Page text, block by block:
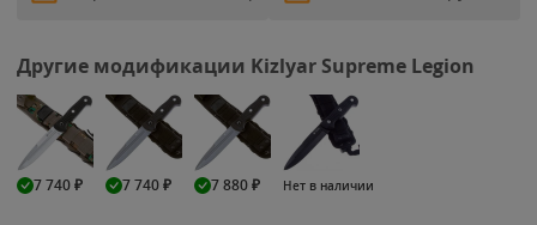
Другие модификации Kizlyar Supreme Legion
7 740₽ 7 740₽ 7 880₽ Нет в наличии